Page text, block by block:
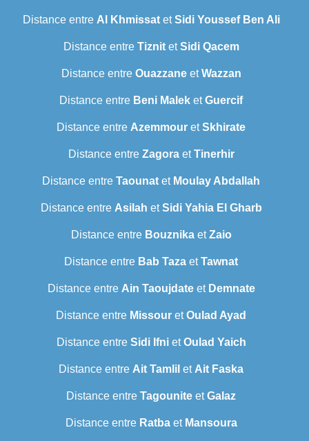
Distance entre Al KhmissatetSidi Youssef Ben Ali
Distance entre TiznitetSidi Qacem
Distance entre OuazzaneetWazzan
Distance entre Beni Malek etGuercif
Distance entre Azemmour etSkhirate
Distance entre ZagoraetTinerhir
Distance entre Taounat et Moulay Abdallah
Distance entre Asilah etSidi Yahia El Gharb
Distance entre BouznikaetZaio
Distance entre Bab Taza etTawnat
Distance entre Ain Taoujdateet Demnate
Distance entre Missour etOulad Ayad
Distance entre Sidi IfnietOulad Yaich
Distance entre Ait Tamlil et Ait Faska
Distance entre Tagounite etGalaz
Distance entre Ratbaet Mansoura